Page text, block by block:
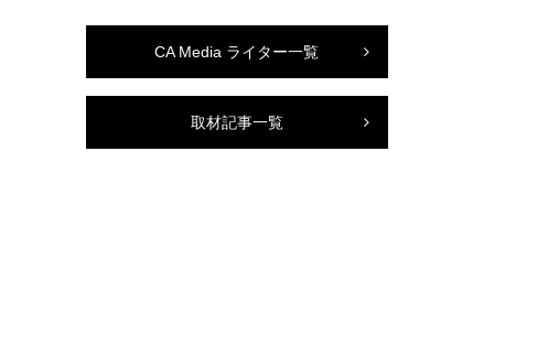
CA Media ライター一覧
取材記事一覧